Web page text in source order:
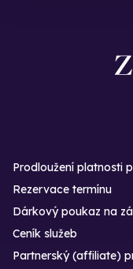
Prodloužení platnosti
Rezervace termínu
Dárkový poukaz na
Ceník služeb
Partnerský (affiliate)